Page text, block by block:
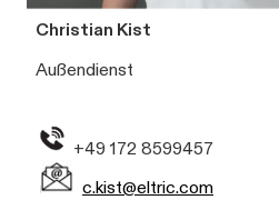
Christian Kist
Außendienst
+49 172 8599457
c.kist@eltric.com